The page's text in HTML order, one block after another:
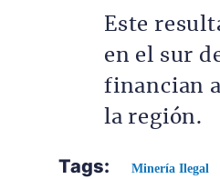
Este
en el sur
financian
la región.
Tags: Minería Ilegal